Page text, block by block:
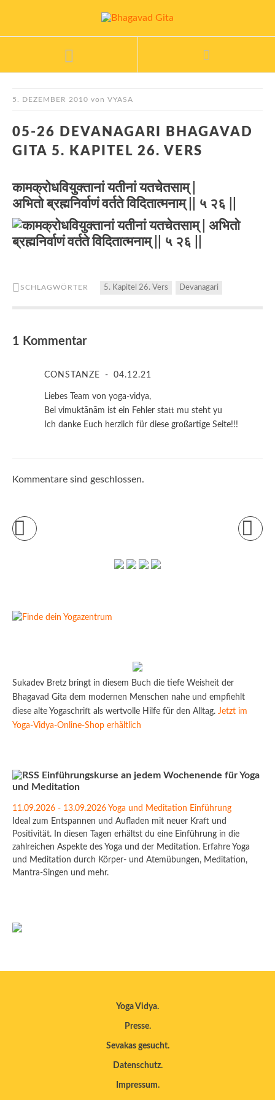
5. DEZEMBER 2010 von VYASA
05-26 DEVANAGARI BHAGAVAD
GITA 5. KAPITEL 26. VERS
कामक्रोधवियुक्तानां यतीनां यतचेतसाम् |
अभितो ब्रह्मनिर्वाणं वर्तते विदितात्मनाम् || ५ २६ ||
SCHLAGWÖRTER 5. Kapitel 26. Vers Devanagari
1 Kommentar
CONSTANZE 04.12.21
Liebes Team von yoga-vidya,
Bei vimuktānām ist ein Fehler statt mu steht yu
Ich danke Euch herzlich für diese großartige Seite!!!
Kommentare sind geschlossen.
Sukadev Bretz bringt in diesem Buch die tiefe Weisheit der
Bhagavad Gita dem modernen Menschen nahe und empfiehlt
diese alte Yogaschrift als wertvolle Hilfe für den Alltag. Jetzt im
Yoga-Vidya-Online-Shop erhältlich
Einführungskurse an jedem Wochenende für Yoga
und Meditation
11.09.2026 - 13.09.2026 Yoga und Meditation Einführung
Ideal zum Entspannen und Aufladen mit neuer Kraft und
Positivität. In diesen Tagen erhältst du eine Einführung in die
zahlreichen Aspekte des Yoga und der Meditation. Erfahre Yoga
und Meditation durch Körper- und Atemübungen, Meditation,
Mantra-Singen und mehr.
Yoga Vidya
Presse
Sevakas gesucht
Datenschutz
Impressum